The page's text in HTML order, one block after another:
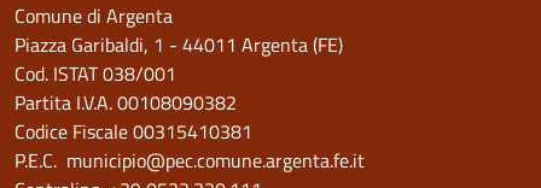
Comune di Argenta
Piazza Garibaldi, 1 - 44011 Argenta (FE)
Cod. ISTAT 038/001
Partita I.V.A. 00108090382
Codice Fiscale 00315410381
P.E.C. municipio@pec.comune.argenta.fe.it